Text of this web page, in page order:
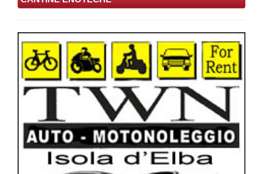
Dettagli
Golfo Azzurro
Capoliveri
Alberghi